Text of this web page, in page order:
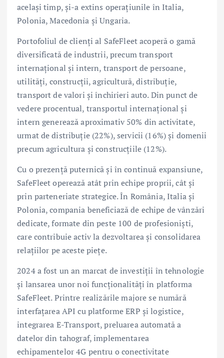
același timp, și-a extins operațiunile în Italia,
Polonia, Macedonia și Ungaria.
Portofoliul de clienți al SafeFleet acoperă o gamă
diversificată de industrii, precum transport
internațional și intern, transport de persoane,
utilități, construcții, agricultură, distribuție,
transport de valori și închirieri auto. Din punct de
vedere procentual, transportul internațional și
intern generează aproximativ 50% din activitate,
urmat de distribuție (22%), servicii (16%) și domenii
precum agricultura și construcțiile (12%).
Cu o prezență puternică și în continuă expansiune,
SafeFleet operează atât prin echipe proprii, cât și
prin parteneriate strategice. În România, Italia și
Polonia, compania beneficiază de echipe de vânzări
dedicate, formate din peste 100 de profesioniști,
care contribuie activ la dezvoltarea și consolidarea
relațiilor pe aceste piețe.
2024 a fost un an marcat de investiții în tehnologie
și lansarea unor noi funcționalități în platforma
SafeFleet. Printre realizările majore se numără
interfațarea API cu platforme ERP și logistice,
integrarea E-Transport, preluarea automată a
datelor din tahograf, implementarea
echipamentelor 4G pentru o conectivitate